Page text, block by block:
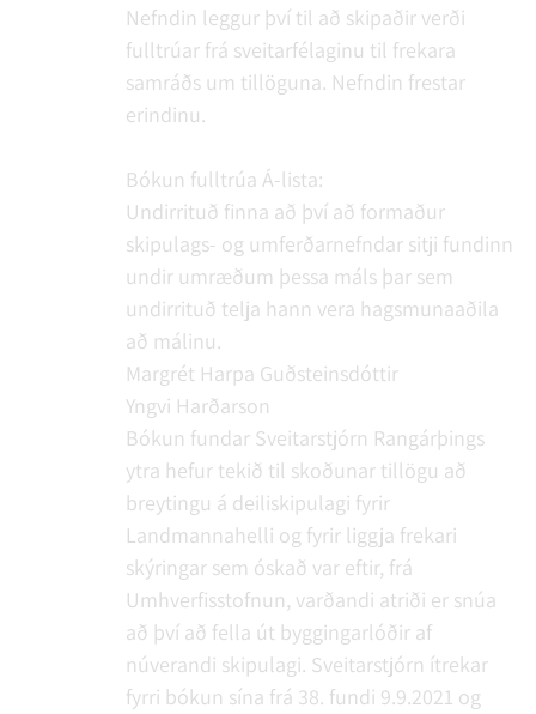
Nefndin leggur því til að skipaðir verði
fulltrúar frá sveitarfélaginu til frekara
samráðs um tillöguna. Nefndin frestar
erindinu.
Bókun fulltrúa Á-lista:
Undirrituð finna að því að formaður
skipulags- og umferðarnefndar sitji fundinn
undir umræðum þessa máls þar sem
undirrituð telja hann vera hagsmunaaðila
að málinu.
Margrét Harpa Guðsteinsdóttir
Yngvi Harðarson
Bókun fundar Sveitarstjórn Rangárþings
ytra hefur tekið til skoðunar tillögu að
breytingu á deiliskipulagi fyrir
Landmannahelli og fyrir liggja frekari
skýringar sem óskað var eftir, frá
Umhverfisstofnun, varðandi atriði er snúa
að því að fella út byggingarlóðir af
núverandi skipulagi. Sveitarstjórn ítrekar
fyrri bókun sína frá 38. fundi 9.9.2021 og